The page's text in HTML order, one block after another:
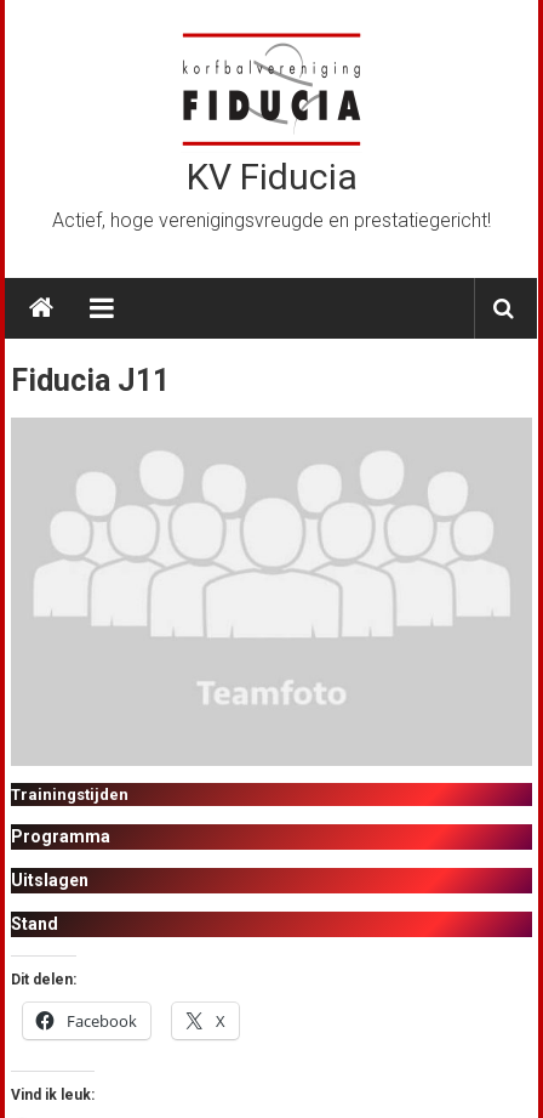
KV Fiducia
Actief, hoge verenigingsvreugde en prestatiegericht!
Fiducia J11
Trainingstijden
Programma
Uitslagen
Stand
Dit delen:
Facebook X
Vind ik leuk: